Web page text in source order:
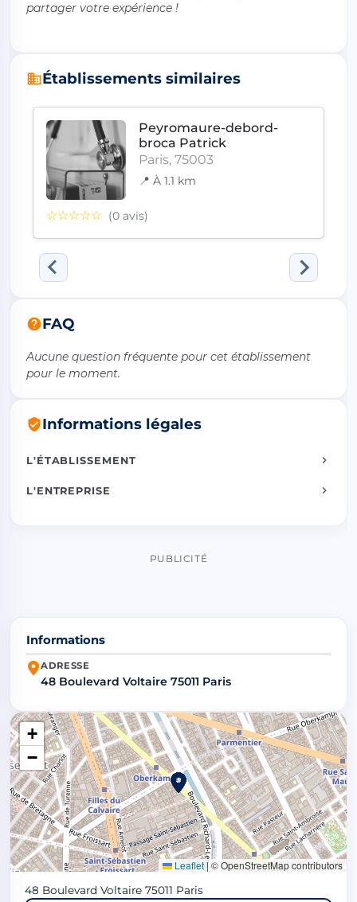
partager votre expérience !
Établissements similaires
Peyromaure-debord-
broca Patrick
Paris, 75003
📍 À 1.1 km
☆☆☆☆☆ (0 avis)
FAQ
Aucune question fréquente pour cet établissement
pour le moment.
Informations légales
L'ÉTABLISSEMENT
L'ENTREPRISE
PUBLICITÉ
Informations
ADRESSE
48 Boulevard Voltaire 75011 Paris
+
−
Leaflet|© OpenStreetMap contributors
48 Boulevard Voltaire 75011 Paris